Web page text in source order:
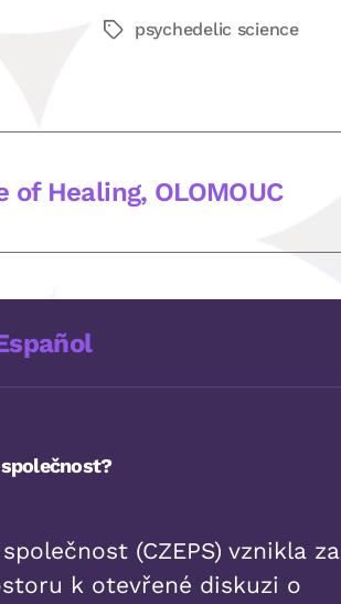
Štítkypsychedelic science
of Healing, OLOMOUC
(CZEPS) vznikla za
k otevřené diskuzi o